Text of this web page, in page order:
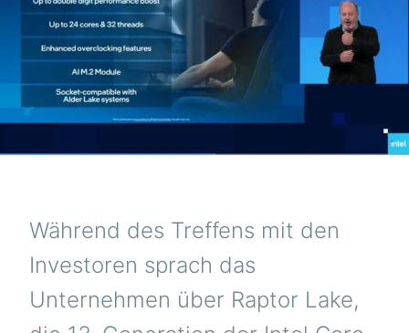
Während des Treffens mit den
Investoren sprach das
Unternehmen über Raptor Lake,